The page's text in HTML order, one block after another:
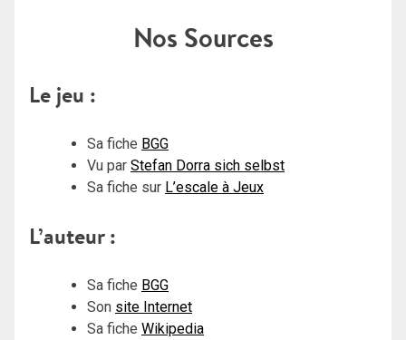
Nos Sources
Le jeu :
Sa fiche BGG
Vu par Stefan Dorra sich selbst
Sa fiche sur L’escale à Jeux
L’auteur :
Sa fiche BGG
Son site Internet
Sa fiche Wikipedia